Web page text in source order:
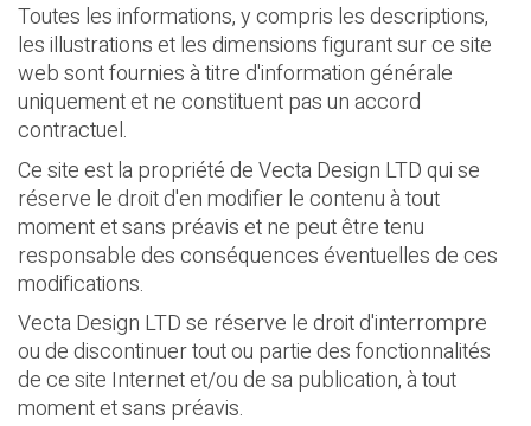
Toutes les informations, y compris les descriptions,
les illustrations et les dimensions figurant sur ce site
web sont fournies à titre d'information générale
uniquement et ne constituent pas un accord
contractuel.
Ce site est la propriété de Vecta Design LTD qui se
réserve le droit d'en modifier le contenu à tout
moment et sans préavis et ne peut être tenu
responsable des conséquences éventuelles de ces
modifications.
Vecta Design LTD se réserve le droit d'interrompre
ou de discontinuer tout ou partie des fonctionnalités
de ce site Internet et/ou de sa publication, à tout
moment et sans préavis.